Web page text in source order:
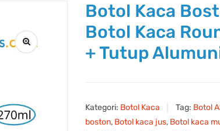
Botol Kaca
Botol Kaca
+ Tutup
Kategori: Botol Kaca Tag: Botol
boston, Botol kaca jus, Botol kaca